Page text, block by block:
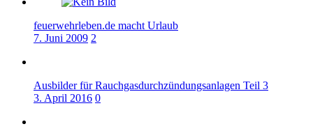
feuerwehrleben.de macht Urlaub
7. Juni 2009 2
Ausbilder für Rauchgasdurchzündungsanlagen Teil 3
3. April 2016 0